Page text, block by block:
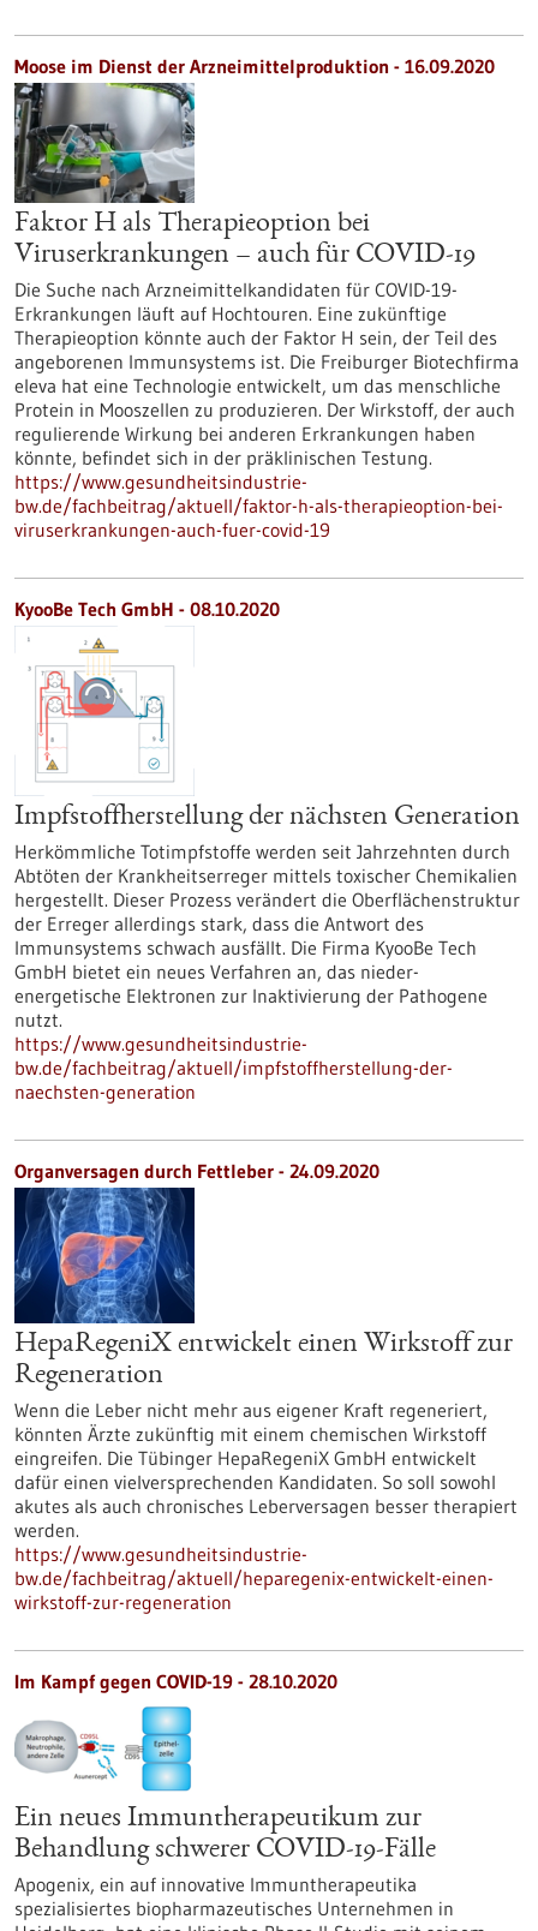
Moose im Dienst der Arzneimittelproduktion - 16.09.2020
Faktor H als Therapieoption bei
Viruserkrankungen – auch für COVID-19
Die Suche nach Arzneimittelkandidaten für COVID-19-
Erkrankungen läuft auf Hochtouren. Eine zukünftige
Therapieoption könnte auch der Faktor H sein, der Teil des
angeborenen Immunsystems ist. Die Freiburger Biotechfirma
eleva hat eine Technologie entwickelt, um das menschliche
Protein in Mooszellen zu produzieren. Der Wirkstoff, der auch
regulierende Wirkung bei anderen Erkrankungen haben
könnte, befindet sich in der präklinischen Testung.
https://www.gesundheitsindustrie-
bw.de/fachbeitrag/aktuell/faktor-h-als-therapieoption-bei-
viruserkrankungen-auch-fuer-covid-19
KyooBe Tech GmbH - 08.10.2020
Impfstoffherstellung der nächsten Generation
Herkömmliche Totimpfstoffe werden seit Jahrzehnten durch
Abtöten der Krankheitserreger mittels toxischer Chemikalien
hergestellt. Dieser Prozess verändert die Oberflächenstruktur
der Erreger allerdings stark, dass die Antwort des
Immunsystems schwach ausfällt. Die Firma KyooBe Tech
GmbH bietet ein neues Verfahren an, das nieder-
energetische Elektronen zur Inaktivierung der Pathogene
nutzt.
https://www.gesundheitsindustrie-
bw.de/fachbeitrag/aktuell/impfstoffherstellung-der-
naechsten-generation
Organversagen durch Fettleber - 24.09.2020
HepaRegeniX entwickelt einen Wirkstoff zur
Regeneration
Wenn die Leber nicht mehr aus eigener Kraft regeneriert,
könnten Ärzte zukünftig mit einem chemischen Wirkstoff
eingreifen. Die Tübinger HepaRegeniX GmbH entwickelt
dafür einen vielversprechenden Kandidaten. So soll sowohl
akutes als auch chronisches Leberversagen besser therapiert
werden.
https://www.gesundheitsindustrie-
bw.de/fachbeitrag/aktuell/heparegenix-entwickelt-einen-
wirkstoff-zur-regeneration
Im Kampf gegen COVID-19 - 28.10.2020
Ein neues Immuntherapeutikum zur
Behandlung schwerer COVID-19-Fälle
Apogenix, ein auf innovative Immuntherapeutika
spezialisiertes biopharmazeutisches Unternehmen in